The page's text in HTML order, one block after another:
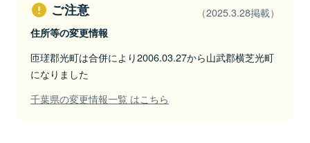
ご注意 （2025.3.28掲載）
住所等の変更情報
匝瑳郡光町は合併により2006.03.27から山武郡横芝光町
になりました
千葉県の変更情報一覧 はこちら